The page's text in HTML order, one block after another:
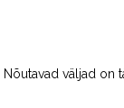
Nõutavad väljad on